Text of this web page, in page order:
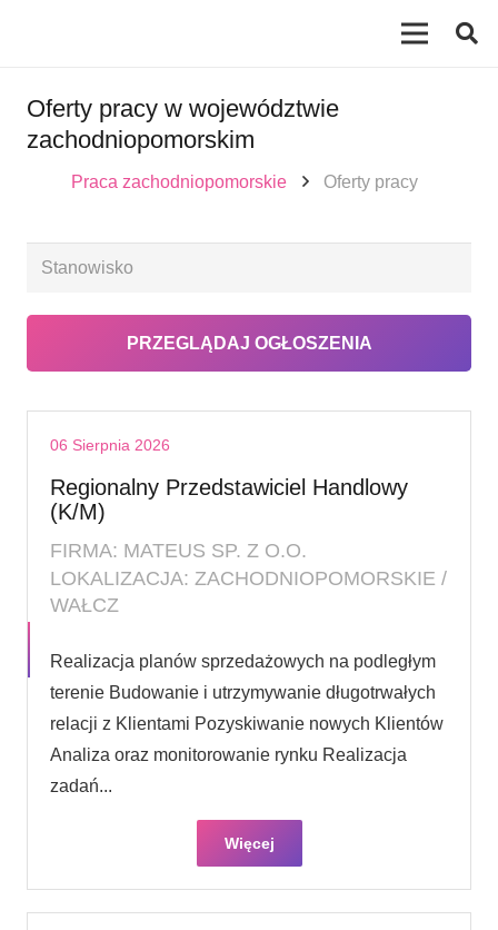
Oferty pracy w województwie
zachodniopomorskim
Praca zachodniopomorskie Oferty pracy
06 Sierpnia 2026
Regionalny Przedstawiciel Handlowy
(K/M)
FIRMA: MATEUS SP. Z O.O.
LOKALIZACJA: ZACHODNIOPOMORSKIE /
WAŁCZ
Realizacja planów sprzedażowych na podległym
terenie Budowanie i utrzymywanie długotrwałych
relacji z Klientami Pozyskiwanie nowych Klientów
Analiza oraz monitorowanie rynku Realizacja
zadań...
Więcej